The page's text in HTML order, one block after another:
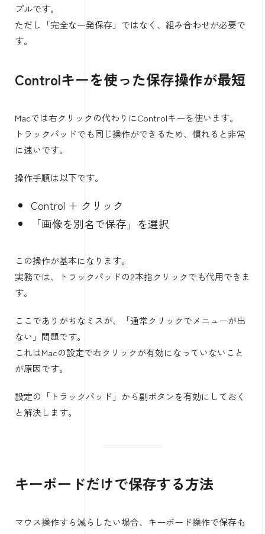
プルです。
ただし「完全な一発保存」ではなく、組み合わせが必要で
す。
Controlキーを使った保存操作が最短
Macでは右クリックの代わりにControlキーを使います。
トラックパッドでも同じ操作ができるため、慣れると非常
に速いです。
操作手順は以下です。
Control + クリック
「画像を別名で保存」を選択
この操作が基本になります。
実務では、トラックパッドの2本指クリックでも代用できま
す。
ここでありがちなミスが、「通常クリックでメニューが出
ない」問題です。
これはMacの設定で右クリックが有効になっていないこと
が原因です。
設定の「トラックパッド」から副ボタンを有効にしておく
と解決します。
キーボードだけで保存する方法
マウス操作すら減らしたい場合、キーボード操作で保存も